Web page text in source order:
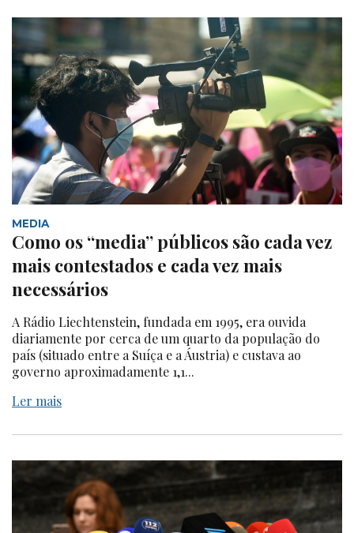
MEDIA
Como os “media” públicos são cada vez
mais contestados e cada vez mais
necessários
A Rádio Liechtenstein, fundada em 1995, era ouvida
diariamente por cerca de um quarto da população do
país (situado entre a Suíça e a Áustria) e custava ao
governo aproximadamente 1,1...
Ler mais